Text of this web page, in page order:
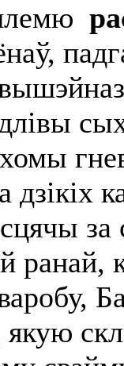
за
ранай,
якую